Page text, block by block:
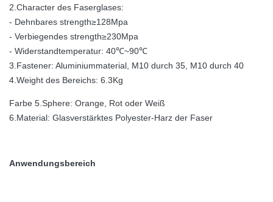
2.Character des Faserglases:
- Dehnbares strength≥128Mpa
- Verbiegendes strength≥230Mpa
- Widerstandtemperatur: 40℃~90℃
3.Fastener: Aluminiummaterial, M10 durch 35, M10 durch 40
4.Weight des Bereichs: 6.3Kg
Farbe 5.Sphere: Orange, Rot oder Weiß
6.Material: Glasverstärktes Polyester-Harz der Faser
Anwendungsbereich